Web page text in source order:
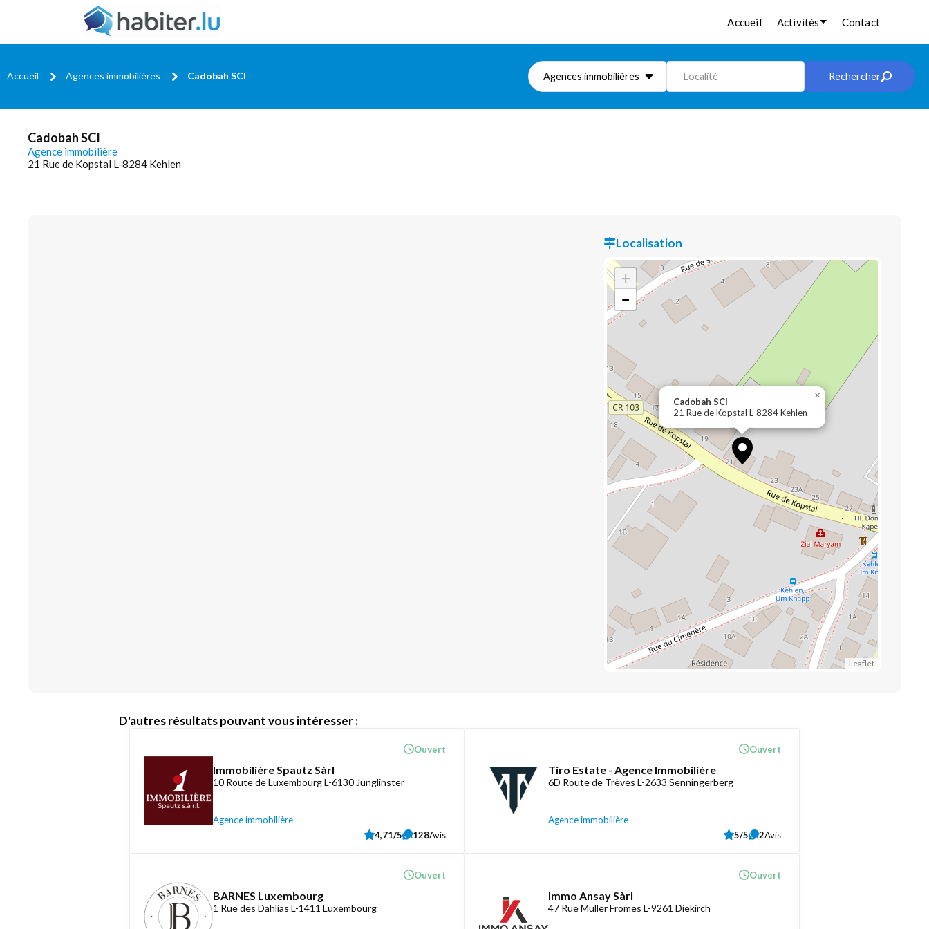
Accueil Activités Contact
Accueil Agences immobilières Cadobah SCI Agences immobilières Localité Rechercher
Cadobah SCI
Agence immobilière
21 Rue de Kopstal L-8284 Kehlen
Localisation
Cadobah SCI
21 Rue de Kopstal L-8284 Kehlen
×
+
−
Leaflet
D'autres résultats pouvant vous intéresser :
Immobilière Spautz Sàrl
10 Route de Luxembourg L-6130 Junglinster
Agence immobilière
Ouvert
4,71/5 128Avis
Tiro Estate - Agence Immobilière
6D Route de Trèves L-2633 Senningerberg
Agence immobilière
Ouvert
5/5 2Avis
BARNES Luxembourg
1 Rue des Dahlias L-1411 Luxembourg
Ouvert
Immo Ansay Sàrl
47 Rue Muller Fromes L-9261 Diekirch
Ouvert